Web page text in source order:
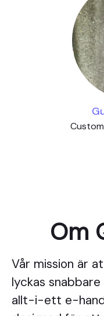
Om
Vår mission är
lyckas
allt-i-ett e-